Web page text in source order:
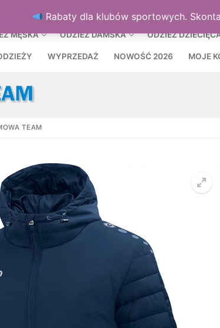
Rabaty dla klubów sportowych.
MĘSKA ODZIEŻ DAMSKA ODZIEŻ
WYPRZEDAŻ NOWOŚĆ 2026 MOJE
TEAM